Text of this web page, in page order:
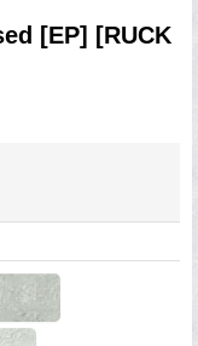
[EP] [RUCK